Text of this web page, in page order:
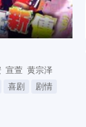
宣萱 黄宗泽
喜剧 剧情